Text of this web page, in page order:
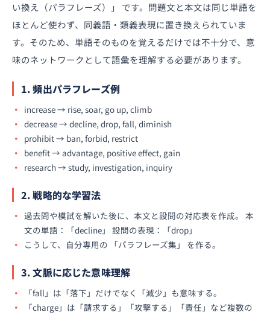
い換え（パラフレーズ）」 です。問題文と本文は同じ単語を
ほとんど使わず、同義語・類義表現に置き換えられていま
す。そのため、単語そのものを覚えるだけでは不十分で、意
味のネットワークとして語彙を理解する必要があります。
1. 頻出パラフレーズ例
increase → rise, soar, go up, climb
decrease → decline, drop, fall, diminish
prohibit → ban, forbid, restrict
benefit → advantage, positive effect, gain
research → study, investigation, inquiry
2. 戦略的な学習法
過去問や模試を解いた後に、本文と設問の対応表を作成。 本
文の単語：「decline」 設問の表現：「drop」
こうして、自分専用の 「パラフレーズ集」 を作る。
3. 文脈に応じた意味理解
「fall」は「落下」だけでなく「減少」も意味する。
「charge」は「請求する」「攻撃する」「責任」など複数の